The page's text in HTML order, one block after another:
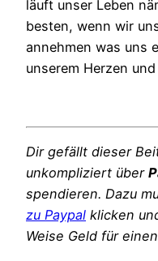
läuft unser Leben
besten, wenn wir
annehmen was uns
unserem Herzen
Dir gefällt dieser
unkompliziert über
spendieren. Dazu
zu Paypal klicken
Weise Geld für